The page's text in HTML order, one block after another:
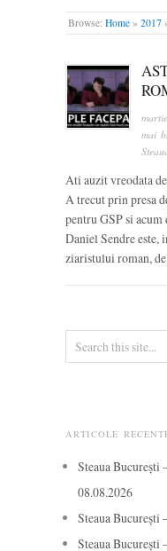
Browse: Home » 2017
mai
Ati auzit vreodata
A trecut prin presa
pentru GSP si
Daniel Sendre este,
ziaristului roman,
ARTICOLE
Steaua București
08.08.2026
Steaua București
Steaua București